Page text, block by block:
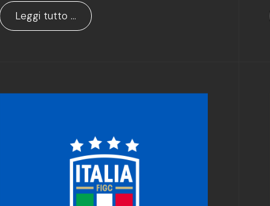
Leggi tutto …